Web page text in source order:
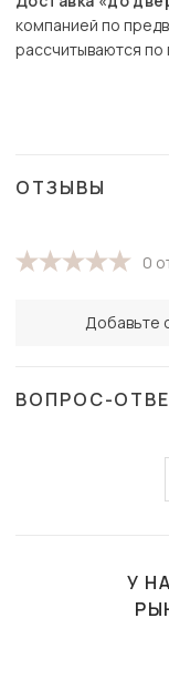
компанией по
рассчитываются
ОТЗЫВЫ
0
Добавьте
ВОПРОС-
У